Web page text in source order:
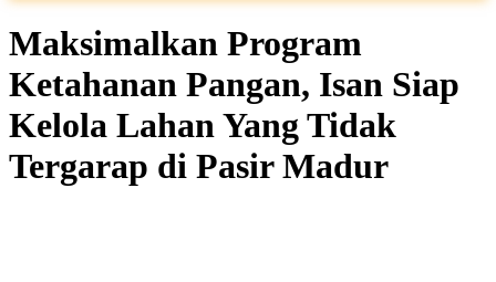
Maksimalkan Program
Ketahanan Pangan, Isan Siap
Kelola Lahan Yang Tidak
Tergarap di Pasir Madur